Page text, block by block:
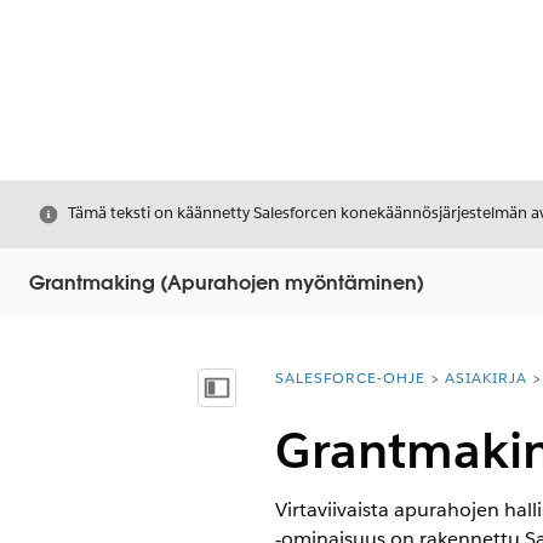
Sulje
Tämä teksti on käännetty Salesforcen konekäännösjärjestelmän
Grantmaking (Apurahojen myöntäminen)
Näytä sisällysluettelo
Olet tässä:
SALESFORCE-OHJE ASIAKIRJA
Virtaviivaista apurahojen